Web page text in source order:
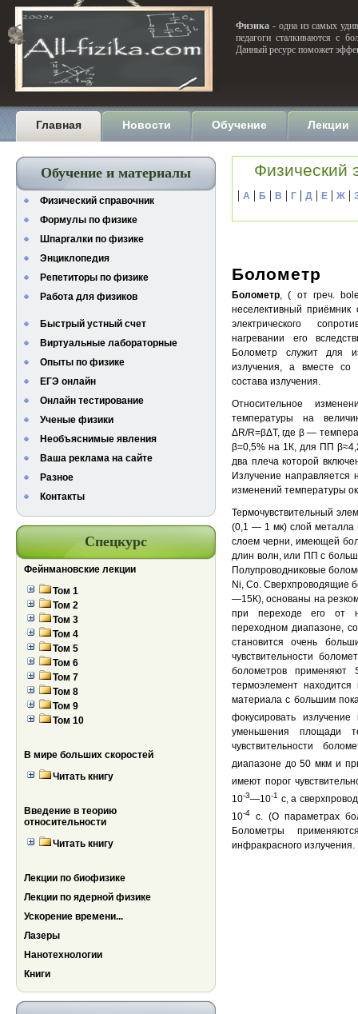
Физика - одна из самых
педагоги сталкиваются с
Данный ресурс поможет
Главная Новости Обучение Лекции
Обучение и материалы
Физический справочник
Формулы по физике
Шпаргалки по физике
Энциклопедия
Репетиторы по физике
Работа для физиков
Быстрый устный счет
Виртуальные лабораторные
Опыты по физике
ЕГЭ онлайн
Онлайн тестирование
Ученые физики
Необъяснимые явления
Ваша реклама на сайте
Разное
Контакты
Спецкурс
Фейнмановские лекции
Том 1
Том 2
Том 3
Том 4
Том 5
Том 6
Том 7
Том 8
Том 9
Том 10
В мире больших скоростей
Читать книгу
Введение в теорию
относительности
Читать книгу
Лекции по биофизике
Лекции по ядерной физике
Ускорение времени...
Лазеры
Нанотехнологии
Книги
Физический
| А | Б | В | Г | Д | Е | Ж |
Болометр
Болометр, ( от греч.
неселективный приёмник
электрического
нагревании его
Болометр служит для
излучения, а вместе со
состава излучения.
Относительное
температуры на
ΔR/R=βΔT, где β —
β=0,5% на 1К, для ПП
два плеча которой
Излучение направляется
изменений температуры
Термочувствительный
(0,1 — 1 мк) слой металла
слоем черни, имеющей
длин волн, или ПП с
Полупроводниковые
Ni, Co. Сверхпроводящие
—15К), основаны на
при переходе его от
переходном диапазоне,
становится очень
чувствительности
болометров
термоэлемент
материала с большим
фокусировать
уменьшения площади
чувствительности
диапазоне до 50 мкм и
имеют порог
10-3—10-1 с, а
10-4
с. (О параметрах
Болометры
инфракрасного излучения.